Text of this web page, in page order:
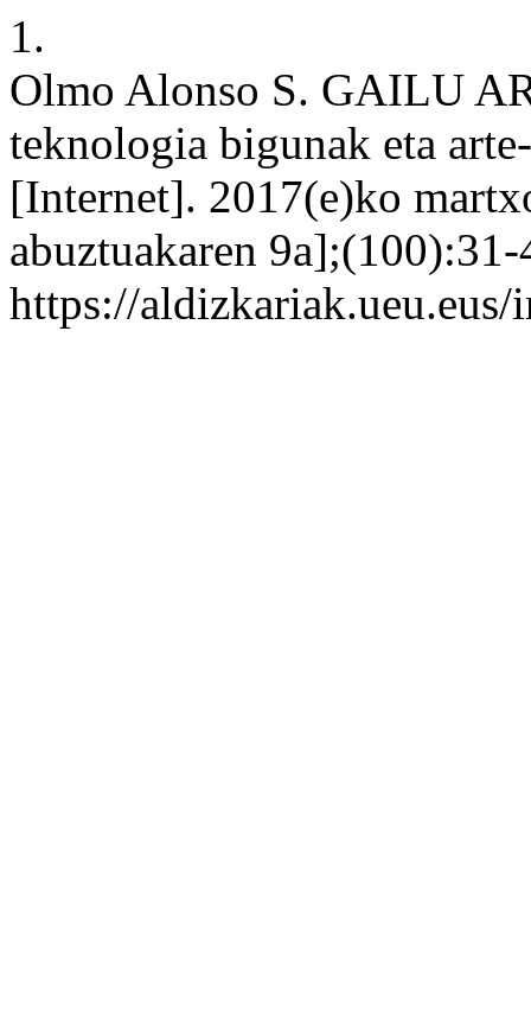
1.
Olmo Alonso S. GAILU
teknologia bigunak eta
[Internet]. 2017(e)ko
abuztuakaren
https://